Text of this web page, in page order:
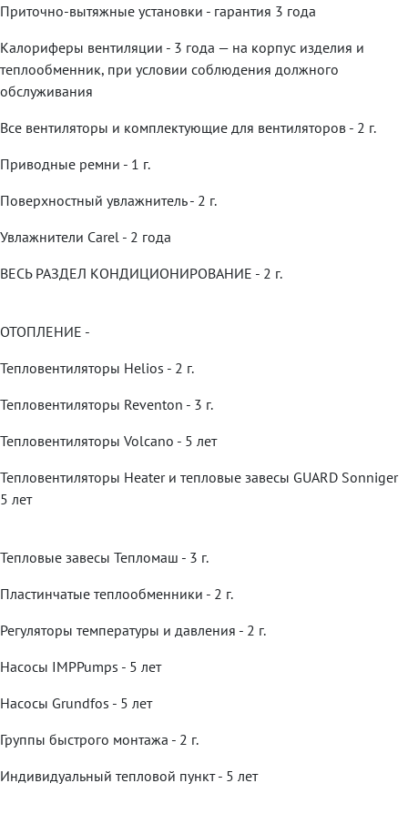
Приточно-вытяжные установки - гарантия 3 года
Калориферы вентиляции - 3 года — на корпус изделия и
теплообменник, при условии соблюдения должного
обслуживания
Все вентиляторы и комплектующие для вентиляторов - 2 г.
Приводные ремни - 1 г.
Поверхностный увлажнитель - 2 г.
Увлажнители Carel - 2 года
ВЕСЬ РАЗДЕЛ КОНДИЦИОНИРОВАНИЕ - 2 г.
ОТОПЛЕНИЕ -
Тепловентиляторы Helios - 2 г.
Тепловентиляторы Reventon - 3 г.
Тепловентиляторы Volcano - 5 лет
Тепловентиляторы Heater и тепловые завесы GUARD Sonniger
5 лет
Тепловые завесы Тепломаш - 3 г.
Пластинчатые теплообменники - 2 г.
Регуляторы температуры и давления - 2 г.
Насосы IMPPumps - 5 лет
Насосы Grundfos - 5 лет
Группы быстрого монтажа - 2 г.
Индивидуальный тепловой пункт - 5 лет